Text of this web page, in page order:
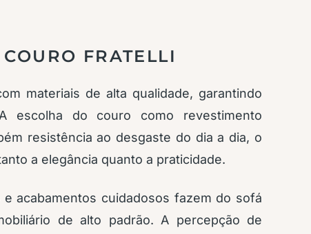
FRATELLI
materiais de alta qualidade, garantindo
escolha do couro como revestimento
resistência ao desgaste do dia a dia, o
a elegância quanto a praticidade.
acabamentos cuidadosos fazem do sofá
de alto padrão. A percepção de